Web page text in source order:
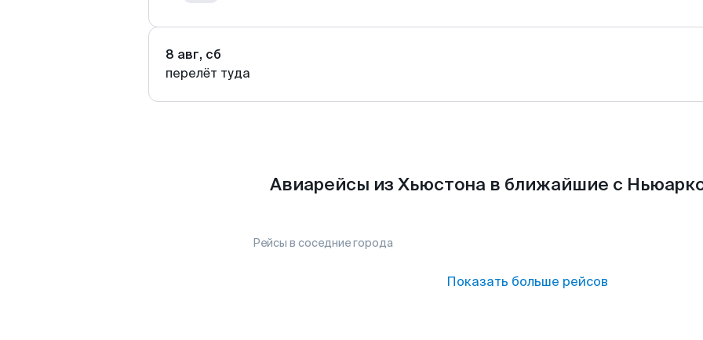
8 авг, сб
перелёт туда
Авиарейсы из Хьюстона в ближайшие с
Рейсы в соседние города
Показать больше рейсов